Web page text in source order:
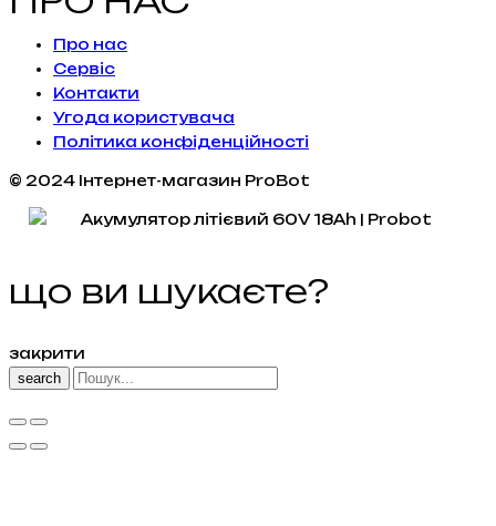
Про нас
Сервiс
Контакти
Угода користувача
Політика конфіденційності
© 2024 Інтернет-магазин ProBot
що ви шукаєте?
закрити
search